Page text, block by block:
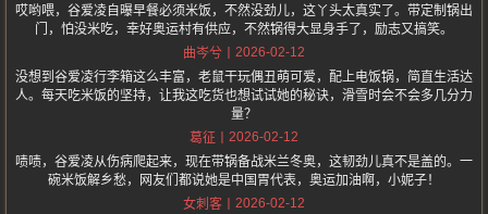
哎哟喂，谷爱凌自曝早餐必须米饭，不然没劲儿，这丫头太真实了。带定制锅出
门，怕没米吃，幸好奥运村有供应，不然锅得大显身手了，励志又搞笑。
曲岑兮
2026-02-12
没想到谷爱凌行李箱这么丰富，老鼠干玩偶丑萌可爱，配上电饭锅，简直生活达
人。每天吃米饭的坚持，让我这吃货也想试试她的秘诀，滑雪时会不会多几分力
量？
葛征
2026-02-12
啧啧，谷爱凌从伤病爬起来，现在带锅备战米兰冬奥，这韧劲儿真不是盖的。一
碗米饭解乡愁，网友们都说她是中国胃代表，奥运加油啊，小妮子！
女刺客
2026-02-12